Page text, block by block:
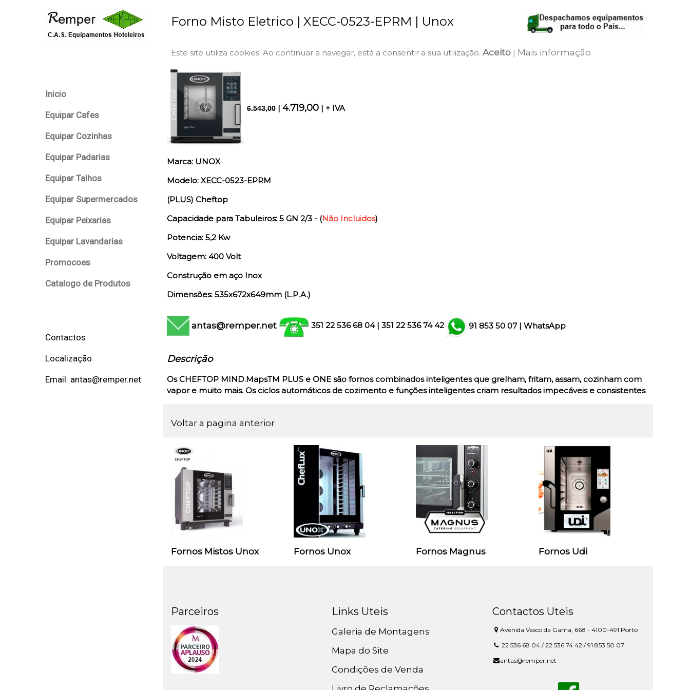
Inicio
Equipar Cafes
Equipar Cozinhas
Equipar Padarias
Equipar Talhos
Equipar Supermercados
Equipar Peixarias
Equipar Lavandarias
Promocoes
Catalogo de Produtos
Contactos
Localização
Email: antas@remper.net
Forno Misto Eletrico | XECC-0523-EPRM | Unox
Este site utiliza cookies. Ao continuar a navegar, está a consentir a sua utilização. Aceito | Mais informação
6.543,00 | 4.719,00 | + IVA
Marca: UNOX
Modelo: XECC-0523-EPRM
(PLUS) Cheftop
Capacidade para Tabuleiros: 5 GN 2/3 - (Não Incluidos)
Potencia: 5,2 Kw
Voltagem: 400 Volt
Construção em aço Inox
Dimensões: 535x672x649mm (L.P.A.)
antas@remper.net 351 22 536 68 04 | 351 22 536 74 42 91 853 50 07 | WhatsApp
Descrição
OsCHEFTOP MIND.MapsTM PLUS e ONE são fornos combinados inteligentes que grelham, fritam, assam, cozinham com
vapor e muito mais. Os ciclos automáticos de cozimento e funções inteligentes criam resultados impecáveis e consistentes.
Voltar a pagina anterior
Fornos Mistos Unox Fornos Unox Fornos Magnus Fornos Udi
Parceiros Links Uteis
Galeria de Montagens
Mapa do Site
Condições de Venda
Contactos Uteis
Avenida Vasco da Gama, 668 - 4100-491 Porto
22 536 68 04 / 22 536 74 42 / 91 853 50 07
antas@remper.net